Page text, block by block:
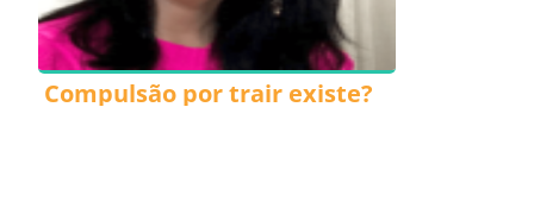
Compulsão por trair existe?